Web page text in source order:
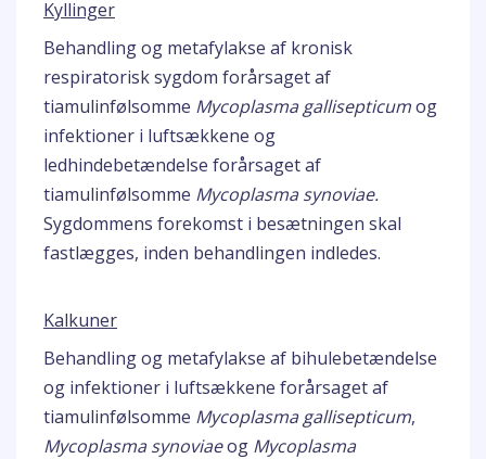
Kyllinger
Behandling og metafylakse af kronisk
respiratorisk sygdom forårsaget af
tiamulinfølsomme Mycoplasma gallisepticumog
infektioner i luftsækkene og
ledhindebetændelse forårsaget af
tiamulinfølsomme Mycoplasma synoviae.
Sygdommens forekomst i besætningen skal
fastlægges, inden behandlingen indledes.
Kalkuner
Behandling og metafylakse af bihulebetændelse
og infektioner i luftsækkene forårsaget af
tiamulinfølsomme Mycoplasma gallisepticum,
Mycoplasma synoviaeog Mycoplasma